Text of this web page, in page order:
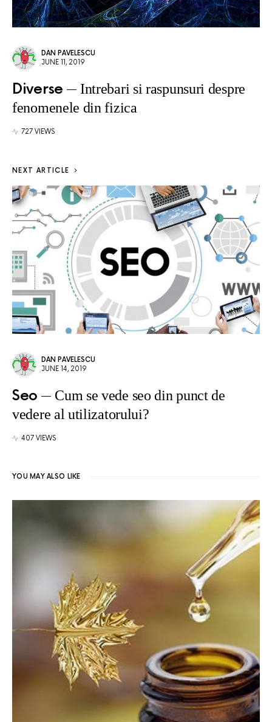
DAN PAVELESCU
JUNE 11, 2019
Diverse
Intrebari si raspunsuri despre
fenomenele din fizica
727 VIEWS
NEXT ARTICLE
DAN PAVELESCU
JUNE 14, 2019
Seo
Cum se vede seo din punct de
vedere al utilizatorului?
407 VIEWS
YOU MAY ALSO LIKE